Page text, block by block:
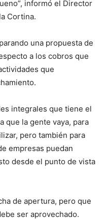
informó el Director
Cortina.
una propuesta de
a los cobros que
que
integrales que tiene el
que la gente vaya, para
pero también para
empresas puedan
desde el punto de vista
de apertura, pero que
ser aprovechado.